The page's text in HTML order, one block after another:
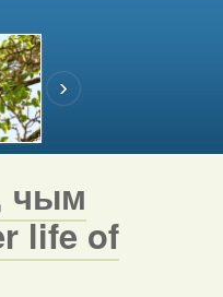
чым
life of